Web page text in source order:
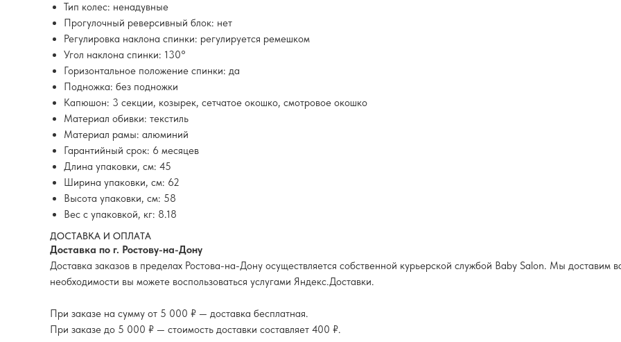
Тип колес: ненадувные
Прогулочный реверсивный блок: нет
Регулировка наклона спинки: регулируется ремешком
Угол наклона спинки: 130°
Горизонтальное положение спинки: да
Подножка: без подножки
Капюшон: 3 секции, козырек, сетчатое окошко, смотровое окошко
Материал обивки: текстиль
Материал рамы: алюминий
Гарантийный срок: 6 месяцев
Длина упаковки, см: 45
Ширина упаковки, см: 62
Высота упаковки, см: 58
Вес с упаковкой, кг: 8.18
ДОСТАВКА И ОПЛАТА
Доставка по г. Ростову-на-Дону
Доставка заказов в пределах Ростова-на-Дону осуществляется собственной курьерской службой Baby Salon. Мы доставим
необходимости вы можете воспользоваться услугами Яндекс.Доставки.
При заказе на сумму от 5 000 ₽ — доставка бесплатная.
При заказе до 5 000 ₽ — стоимость доставки составляет 400 ₽.